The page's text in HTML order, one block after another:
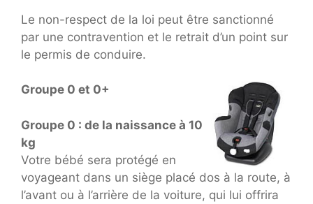
Le non-respect de la loi peut être sanctionné
par une contravention et le retrait d’un point sur
le permis de conduire.
Groupe 0 et 0+
Groupe 0 : de la naissance à 10
kg
Votre bébé sera protégé en
voyageant dans un siège placé dos à la route, à
l’avant ou à l’arrière de la voiture, qui lui offrira